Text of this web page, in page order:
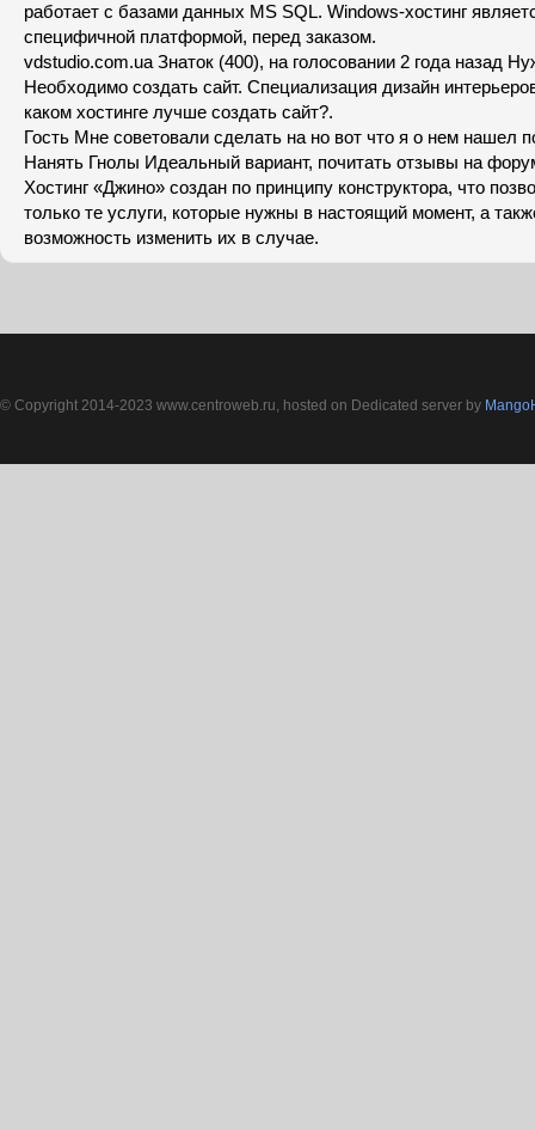
работает с базами данных MS SQL. Windows-хостинг
специфичной платформой, перед заказом.
vdstudio.com.ua Знаток (400), на голосовании 2 года назад
Необходимо создать сайт. Специализация дизайн
каком хостинге лучше создать сайт?.
Гость Мне советовали сделать на но вот что я о нем нашел
Нанять Гнолы Идеальный вариант, почитать отзывы на
Хостинг «Джино» создан по принципу конструктора, что
только те услуги, которые нужны в настоящий момент, а
возможность изменить их в случае.
© Copyright 2014-2023 www.centroweb.ru, hosted on Dedicated server by